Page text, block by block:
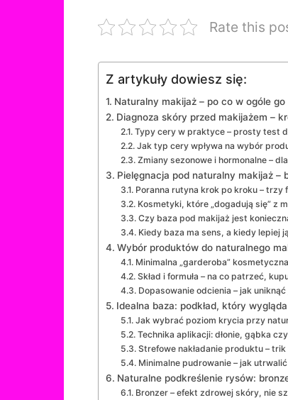
Rate this
Z artykuły dowiesz się:
Naturalny makijaż – po co w ogóle go
Diagnoza skóry przed makijażem –
Typy cery w praktyce – prosty test
Jak typ cery wpływa na wybór
Zmiany sezonowe i hormonalne –
Pielęgnacja pod naturalny makijaż –
Poranna rutyna krok po kroku – trzy
Kosmetyki, które „dogadują się” z
Czy baza pod makijaż jest
Kiedy baza ma sens, a kiedy lepiej
Wybór produktów do naturalnego
Minimalna „garderoba”
Skład i formuła – na co patrzeć,
Dopasowanie odcienia – jak
Idealna baza: podkład, który
Jak wybrać poziom krycia przy
Technika aplikacji: dłonie, gąbka
Strefowe nakładanie produktu –
Minimalne pudrowanie – jak
Naturalne podkreślenie rysów:
Bronzer – efekt zdrowej skóry, nie